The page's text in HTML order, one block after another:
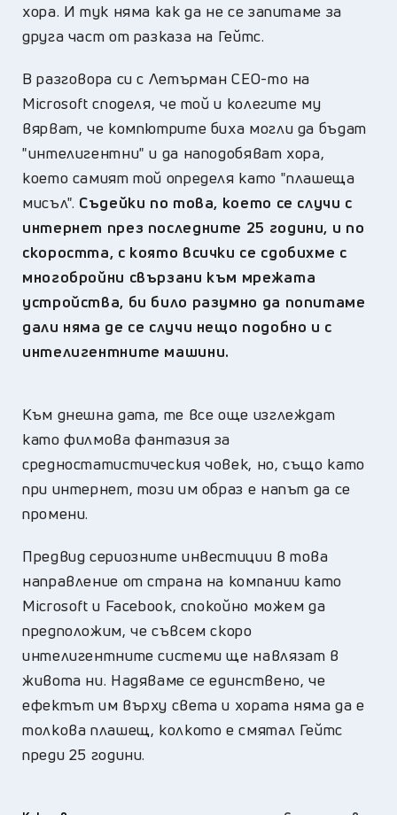
хора. И тук няма как да не се запитаме за
друга част от разказа на Гейтс.
В разговора си с Летърман СЕО-то на
Microsoft споделя, че той и колегите му
вярват, че компютрите биха могли да бъдат
"интелигентни" и да наподобяват хора,
което самият той определя като "плашеща
мисъл". Съдейки по това, което се случи с
интернет през последните 25 години, и по
скоростта, с която всички се сдобихме с
многобройни свързани към мрежата
устройства, би било разумно да попитаме
дали няма де се случи нещо подобно и с
интелигентните машини.
Към днешна дата, те все още изглеждат
като филмова фантазия за
средностатистическия човек, но, също като
при интернет, този им образ е напът да се
промени.
Предвид сериозните инвестиции в това
направление от страна на компании като
Microsoft и Facebook, спокойно можем да
предположим, че съвсем скоро
интелигентните системи ще навлязат в
живота ни. Надяваме се единствено, че
ефектът им върху света и хората няма да е
толкова плашещ, колкото е смятал Гейтс
преди 25 години.